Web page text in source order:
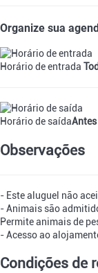
Organize sua
Horário de entrada
Horário de saída
Observações
- Este aluguel não
- Animais são
Permite animais de
- Acesso ao
Condições de